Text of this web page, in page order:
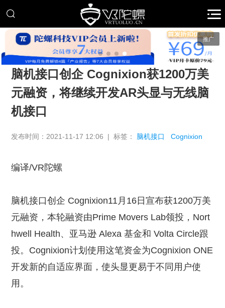
推广
脑机接口创企 Cognixion获1200万美
元融资，将继续开发AR头显与无线脑
机接口
发布时间：2021-11-17 12:06 | 标签： 脑机接口 Cognixion
编译/VR陀螺
脑机接口创企 Cognixion11月16日宣布获1200万美
元融资，本轮融资由Prime Movers Lab领投，Nort
hwell Health、亚马逊 Alexa 基金和 Volta Circle跟
投。Cognixion计划使用这笔资金为Cognixion ONE
开发新的自适应界面，使头显更易于不同用户使
用。